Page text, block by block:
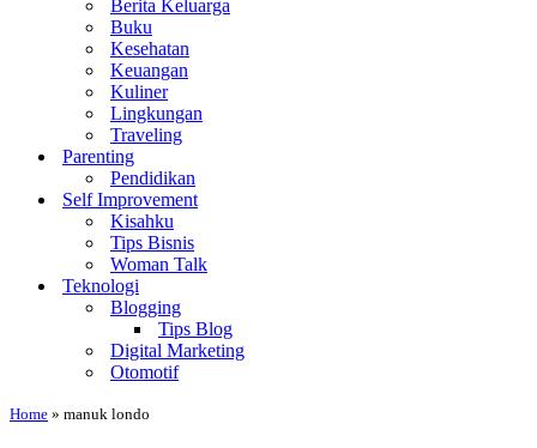
Berita Keluarga
Buku
Kesehatan
Keuangan
Kuliner
Lingkungan
Traveling
Parenting
Pendidikan
Self Improvement
Kisahku
Tips Bisnis
Woman Talk
Teknologi
Blogging
Tips Blog
Digital Marketing
Otomotif
Home » manuk londo